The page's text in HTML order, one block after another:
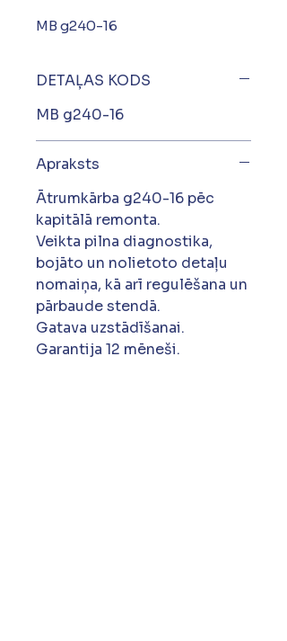
MB g240-16
DETAĻAS KODS
MB g240-16
Apraksts
Ātrumkārba g240-16 pēc
kapitālā remonta.
Veikta pilna diagnostika,
bojāto un nolietoto detaļu
nomaiņa, kā arī regulēšana un
pārbaude stendā.
Gatava uzstādīšanai.
Garantija 12 mēneši.